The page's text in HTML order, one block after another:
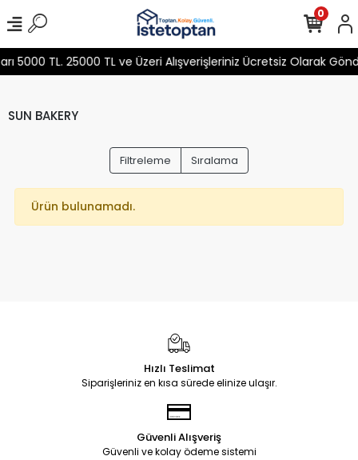
5000 TL. 25000 TL ve Üzeri Alışverişleriniz Ücretsiz Olarak
0
SUN BAKERY
Filtreleme Sıralama
Ürün bulunamadı.
Hızlı Teslimat
Siparişleriniz en kısa sürede elinize ulaşır.
Güvenli Alışveriş
Güvenli ve kolay ödeme sistemi